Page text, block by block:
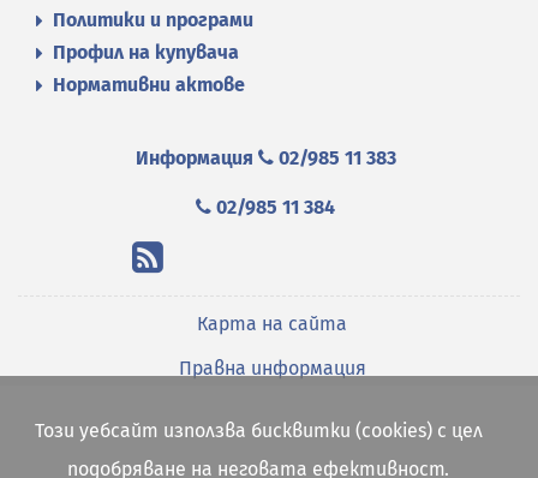
Политики и програми
Профил на купувача
Нормативни актове
Информация 02/985 11 383
02/985 11 384
Карта на сайта
Правна информация
Този уебсайт използва бисквитки (cookies) с цел
подобряване на неговата ефективност.